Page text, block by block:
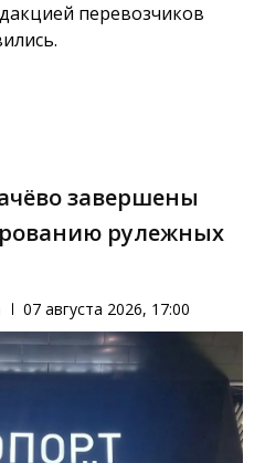
перевозчиков
завершены
рулежных
07 августа 2026, 17:00